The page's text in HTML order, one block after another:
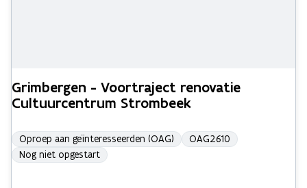
Grimbergen - Voortraject renovatie
Cultuurcentrum Strombeek
Oproep aan geïnteresseerden (OAG)
OAG2610
Nog niet opgestart